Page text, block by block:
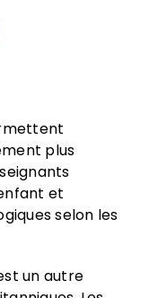
plus
et
selon les
un autre